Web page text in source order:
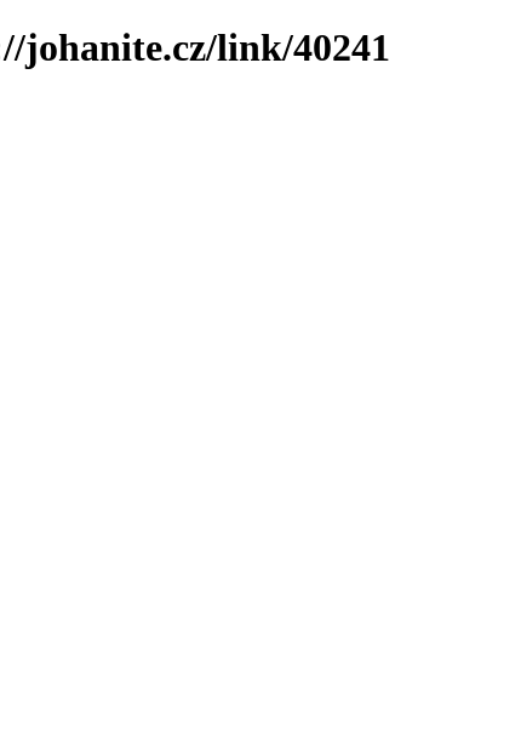
johanite.cz/link/40241